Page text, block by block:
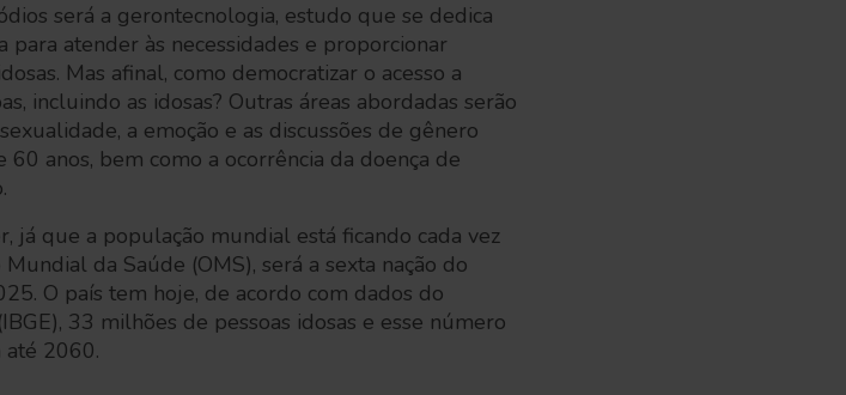
será a gerontecnologia, estudo que se dedica
atender às necessidades e proporcionar
Mas afinal, como democratizar o acesso a
incluindo as idosas? Outras áreas abordadas serão
a emoção e as discussões de gênero
anos, bem como a ocorrência da doença de
já que a população mundial está ficando cada vez
da Saúde (OMS), será a sexta nação do
O país tem hoje, de acordo com dados do
33 milhões de pessoas idosas e esse número
até 2060.